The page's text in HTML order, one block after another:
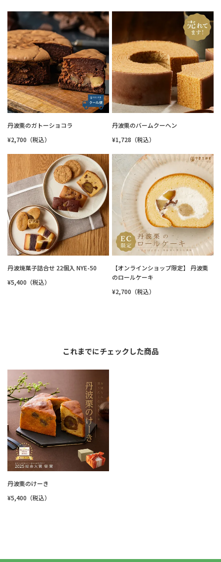
丹波栗のガトーショコラ
¥2,700（税込）
丹波栗のバームクーヘン
¥1,728（税込）
丹波焼菓子詰合せ 22個入 NYE-50
¥5,400（税込）
【オンラインショップ限定】 丹波栗
のロールケーキ
¥2,700（税込）
これまでにチェックした商品
丹波栗のけーき
¥5,400（税込）